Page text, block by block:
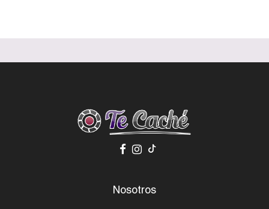
Nosotros